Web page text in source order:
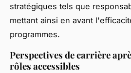
stratégiques tels que
mettant ainsi en avant
programmes.
Perspectives de carrière
rôles accessibles